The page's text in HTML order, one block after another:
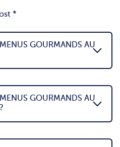
*
GOURMANDS AU
GOURMANDS AU